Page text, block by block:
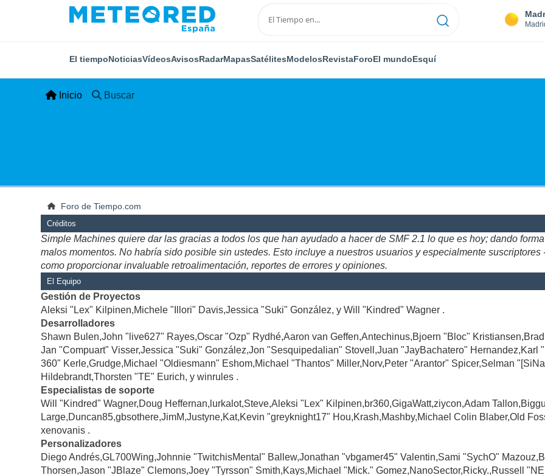
El tiempoNoticiasVídeosAvisosRadarMapasSatélitesModelosRevistaForoEl mundoEsquí
Inicio Buscar
Foro de Tiempo.com
Créditos
Simple Machines quiere dar las gracias a todos los que han ayudado a hacer de SMF 2.1 lo que es hoy; dando
malos momentos. No habría sido posible sin ustedes. Esto incluye a nuestros usuarios y especialmente
como proporcionar invaluable retroalimentación, reportes de errores y opiniones.
El Equipo
Gestión de Proyectos
Aleksi "Lex" Kilpinen,Michele "Illori" Davis,Jessica "Suki" González, y Will "Kindred" Wagner .
Desarrolladores
Shawn Bulen,John "live627" Rayes,Oscar "Ozp" Rydhé,Aaron van Geffen,Antechinus,Bjoern "Bloc"
Jan "Compuart" Visser,Jessica "Suki" González,Jon "Sesquipedalian" Stovell,Juan "JayBachatero"
360" Kerle,Grudge,Michael "Oldiesmann" Eshom,Michael "Thantos" Miller,Norv,Peter "Arantor" Spicer,Selman
Hildebrandt,Thorsten "TE" Eurich, y winrules .
Especialistas de soporte
Will "Kindred" Wagner,Doug Heffernan,lurkalot,Steve,Aleksi "Lex" Kilpinen,br360,GigaWatt,ziycon,Adam
Large,Duncan85,gbsothere,JimM,Justyne,Kat,Kevin "greyknight17" Hou,Krash,Mashby,Michael Colin Blaber,Old
xenovanis .
Personalizadores
Diego Andrés,GL700Wing,Johnnie "TwitchisMental" Ballew,Jonathan "vbgamer45" Valentin,Sami "SychO"
Thorsen,Jason "JBlaze" Clemons,Joey "Tyrsson" Smith,Kays,Michael "Mick." Gomez,NanoSector,Ricky.,Russell